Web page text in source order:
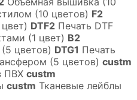
(10 цветов) F2
DTF2 Печать DTF
(1 цвет) B2
цветов) DTG1 Печать
(5 цветов) custm
ПВХ custm
custm Тканевые лейблы